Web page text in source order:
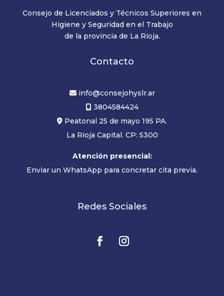
Consejo de Licenciados y Técnicos Superiores en
Higiene y Seguridad en el Trabajo
de la provincia de La Rioja.
Contacto
info@consejohyslr.ar
3804584424
Peatonal 25 de mayo 195 PA.
La Rioja Capital. CP: 5300
Atención presencial:
Enviar un WhatsApp para concretar cita previa.
Redes Sociales